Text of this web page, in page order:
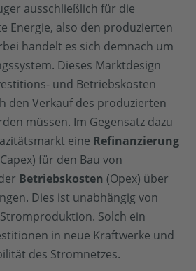
ausschließlich für die
Energie, also den produzierten
handelt es sich demnach um
Dieses Marktdesign
und Betriebskosten
den Verkauf des produzierten
müssen. Im Gegensatz dazu
eine Refinanzierung
für den Bau von
Betriebskosten (Opex) über
Dies ist unabhängig von
Solch ein
in neue Kraftwerke und
des Stromnetzes.